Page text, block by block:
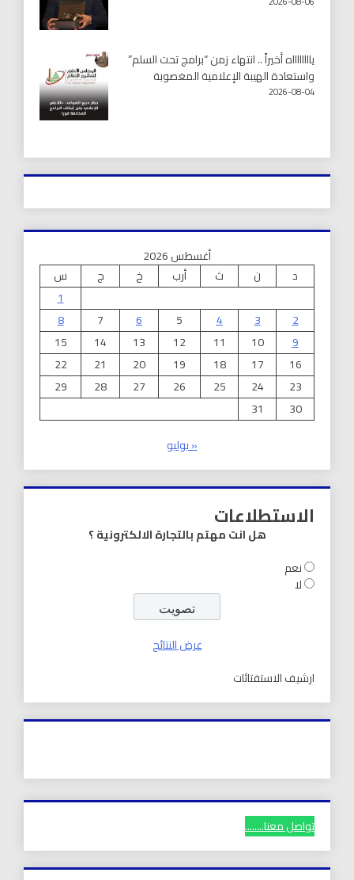
يااااااااه أخيراً .. انتهاء زمن “برامج تحت السلم”
واستعادة الهيبة الإعلامية المغصوبة
2026-08-04
أغسطس 2026
د
ن ث أرب خ ج
س
1
2
3
4
5
6
7
8
9
10
11
12
13
14
15
16
17
18
19
20
21
22
23
24
25
26
27
28
29
30
31
« يوليو
الاستطلاعات
هل انت مهتم بالتجارة الالكترونية ؟
نعم
لا
عرض النتائج
ارشيف الاستفتائات
تواصل معنا........